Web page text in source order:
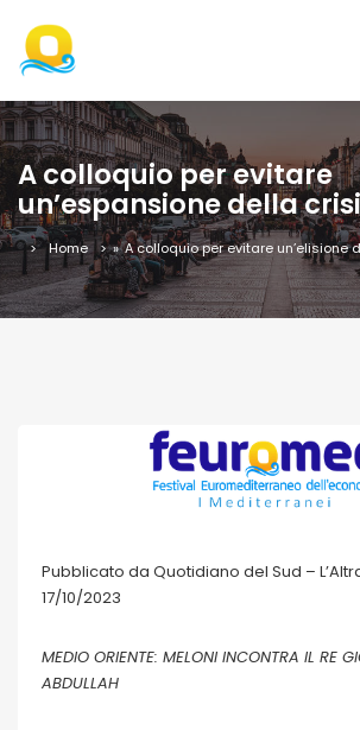
A colloquio per evitare
un’espansione della crisi
Home » A colloquio per evitare un’elisione
Pubblicato da Quotidiano del Sud –
17/10/2023
MEDIO ORIENTE: MELONI INCONTRA IL RE
ABDULLAH